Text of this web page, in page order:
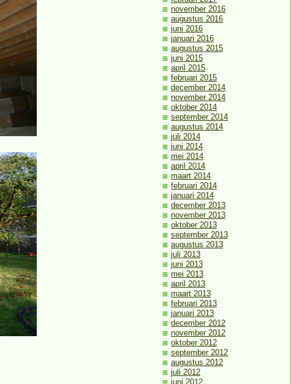
november 2016
augustus 2016
juni 2016
januari 2016
augustus 2015
juni 2015
april 2015
februari 2015
december 2014
november 2014
oktober 2014
september 2014
augustus 2014
juli 2014
juni 2014
mei 2014
april 2014
maart 2014
februari 2014
januari 2014
december 2013
november 2013
oktober 2013
september 2013
augustus 2013
juli 2013
juni 2013
mei 2013
april 2013
maart 2013
februari 2013
januari 2013
december 2012
november 2012
oktober 2012
september 2012
augustus 2012
juli 2012
juni 2012